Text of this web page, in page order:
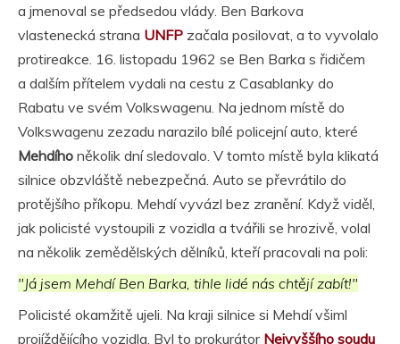
a jmenoval se předsedou vlády. Ben Barkova
vlastenecká strana UNFP začala posilovat, a to vyvolalo
protireakce. 16. listopadu 1962 se Ben Barka s řidičem
a dalším přítelem vydali na cestu z Casablanky do
Rabatu ve svém Volkswagenu. Na jednom místě do
Volkswagenu zezadu narazilo bílé policejní auto, které
Mehdího několik dní sledovalo. V tomto místě byla klikatá
silnice obzvláště nebezpečná. Auto se převrátilo do
protějšího příkopu. Mehdí vyvázl bez zranění. Když viděl,
jak policisté vystoupili z vozidla a tvářili se hrozivě, volal
na několik zemědělských dělníků, kteří pracovali na poli:
"Já jsem Mehdí Ben Barka, tihle lidé nás chtějí zabít!"
Policisté okamžitě ujeli. Na kraji silnice si Mehdí všiml
projíždějícího vozidla. Byl to prokurátor Nejvyššího soudu